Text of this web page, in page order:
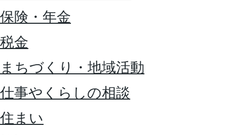
保険・年金
税金
まちづくり・地域活動
仕事やくらしの相談
住まい